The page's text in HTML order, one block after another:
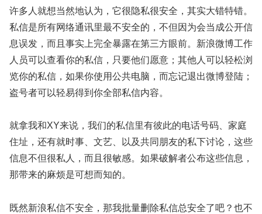
许多人就想当然地认为，它很隐私很安全，其实大错特错。
私信是所有网络通讯里最不安全的，不但因为会当成公开信
息误发，而且事实上完全暴露在第三方眼前。新浪微博工作
人员可以查看你的私信，只要他们愿意；其他人可以轻松浏
览你的私信，如果你使用公共电脑，而忘记退出微博登陆；
盗号者可以轻易得到你全部私信内容。
就拿我和XY来说，我们的私信里有彼此的电话号码、家庭
住址，还有就时事、文艺、以及共同朋友的私下讨论，这些
信息不但很私人，而且很敏感。如果破解者公布这些信息，
那带来的麻烦是可想而知的。
既然新浪私信不安全，那我批量删除私信总安全了吧？也不